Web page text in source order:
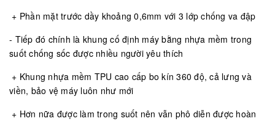
+ Phần mặt trước dầy khoảng 0,6mm với 3 lớp chống va đập
- Tiếp đó chính là khung cố định máy bằng nhựa mềm trong
suốt chống sốc được nhiều người yêu thích
+ Khung nhựa mềm TPU cao cấp bo kín 360 độ, cả lưng và
viền, bảo vệ máy luôn như mới
+ Hơn nữa được làm trong suốt nên vẫn phô diễn được hoàn